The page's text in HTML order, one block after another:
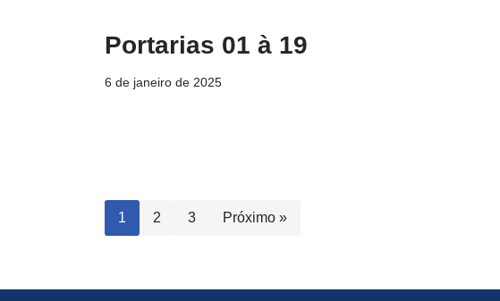
Portarias 01 à 19
6 de janeiro de 2025
1 2 3 Próximo »